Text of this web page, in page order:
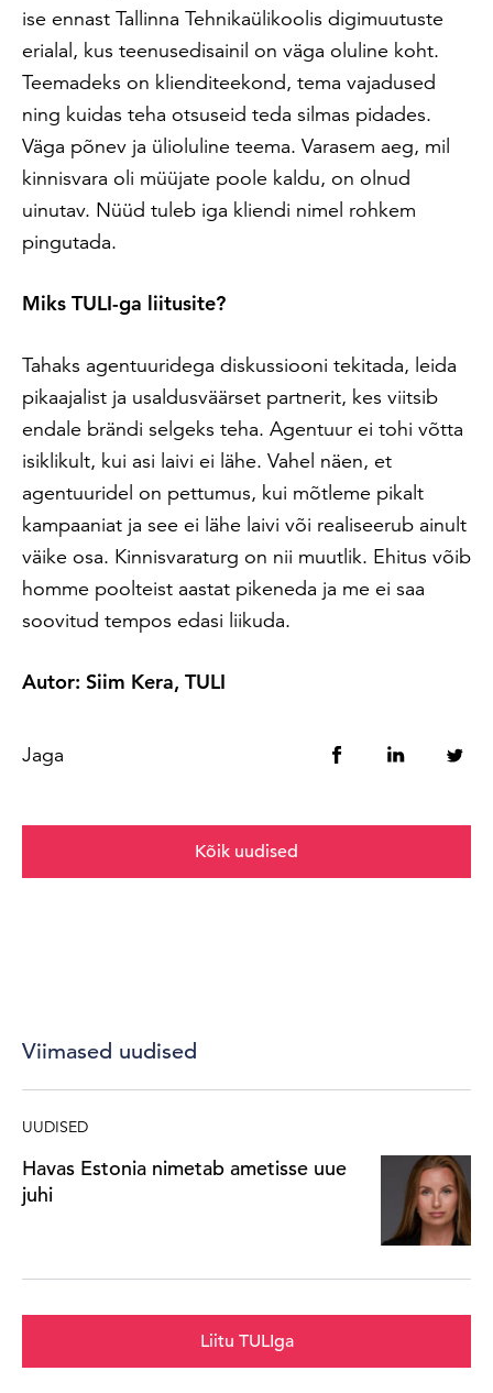
ise ennast Tallinna Tehnikaülikoolis digimuutuste
erialal, kus teenusedisainil on väga oluline koht.
Teemadeks on klienditeekond, tema vajadused
ning kuidas teha otsuseid teda silmas pidades.
Väga põnev ja ülioluline teema. Varasem aeg, mil
kinnisvara oli müüjate poole kaldu, on olnud
uinutav. Nüüd tuleb iga kliendi nimel rohkem
pingutada.
Miks TULI-ga liitusite?
Tahaks agentuuridega diskussiooni tekitada, leida
pikaajalist ja usaldusväärset partnerit, kes viitsib
endale brändi selgeks teha. Agentuur ei tohi võtta
isiklikult, kui asi laivi ei lähe. Vahel näen, et
agentuuridel on pettumus, kui mõtleme pikalt
kampaaniat ja see ei lähe laivi või realiseerub ainult
väike osa. Kinnisvaraturg on nii muutlik. Ehitus võib
homme poolteist aastat pikeneda ja me ei saa
soovitud tempos edasi liikuda.
Autor: Siim Kera, TULI
Jaga
Kõik uudised
Viimased uudised
UUDISED
Havas Estonia nimetab ametisse uue
juhi
Liitu TULIga